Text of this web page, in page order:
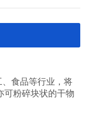
食品等行业，将
可粉碎块状的干物